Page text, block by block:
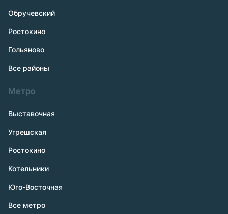
Обручевский
Ростокино
Гольяново
Все районы
Метро
Выставочная
Угрешская
Ростокино
Котельники
Юго-Восточная
Все метро